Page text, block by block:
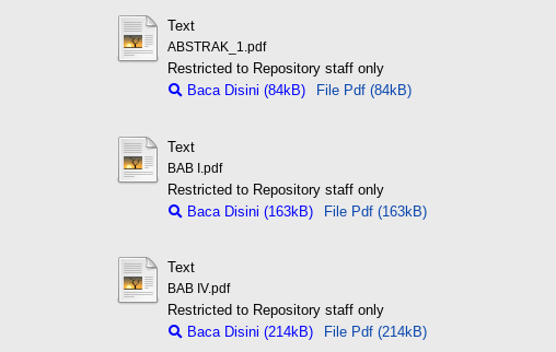
Text
ABSTRAK_1.pdf
Restricted to Repository staff only
Baca Disini (84kB)
File Pdf (84kB)
Text
BAB I.pdf
Restricted to Repository staff only
Baca Disini (163kB)
File Pdf (163kB)
Text
BAB IV.pdf
Restricted to Repository staff only
Baca Disini (214kB)
File Pdf (214kB)